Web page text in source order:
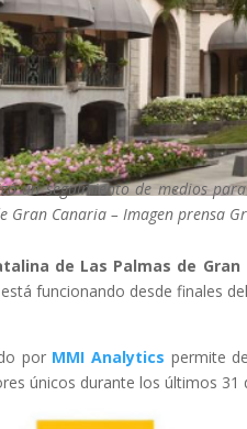
un seguimiento de medios
Gran Canaria –Imagen prensa
de Las Palmas de Gran
funcionando desde finales
por MMI Analytics permite
únicos durante los últimos 31